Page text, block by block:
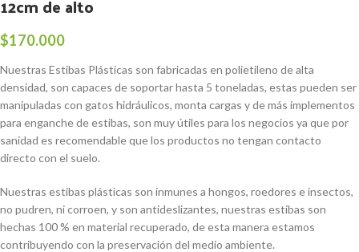
12cm de alto
$170.000
Nuestras Estibas Plásticas son fabricadas en polietileno de alta
densidad, son capaces de soportar hasta 5 toneladas, estas pueden ser
manipuladas con gatos hidráulicos, monta cargas y de más implementos
para enganche de estibas, son muy útiles para los negocios ya que por
sanidad es recomendable que los productos no tengan contacto
directo con el suelo.
Nuestras estibas plásticas son inmunes a hongos, roedores e insectos,
no pudren, ni corroen, y son antideslizantes, nuestras estibas son
hechas 100 % en material recuperado, de esta manera estamos
contribuyendo con la preservación del medio ambiente.